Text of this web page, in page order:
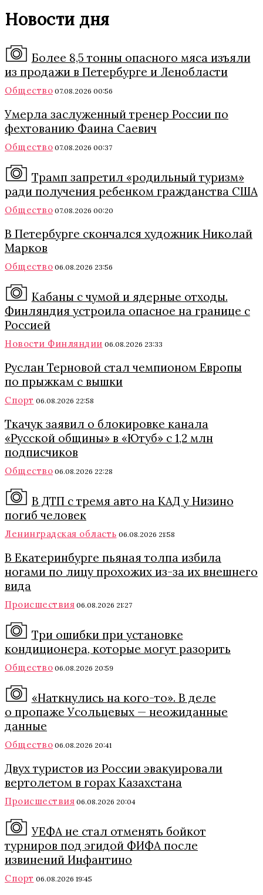
Новости дня
Более 8,5 тонны опасного мяса изъяли
из продажи в Петербурге и Ленобласти
Общество 07.08.2026 00:56
Умерла заслуженный тренер России по
фехтованию Фаина Саевич
Общество 07.08.2026 00:37
Трамп запретил «родильный туризм»
ради получения ребенком гражданства США
Общество 07.08.2026 00:20
В Петербурге скончался художник Николай
Марков
Общество 06.08.2026 23:56
Кабаны с чумой и ядерные отходы.
Финляндия устроила опасное на границе с
Россией
Новости Финляндии 06.08.2026 23:33
Руслан Терновой стал чемпионом Европы
по прыжкам с вышки
Спорт 06.08.2026 22:58
Ткачук заявил о блокировке канала
«Русской общины» в «Ютуб» с 1,2 млн
подписчиков
Общество 06.08.2026 22:28
В ДТП с тремя авто на КАД у Низино
погиб человек
Ленинградская область 06.08.2026 21:58
В Екатеринбурге пьяная толпа избила
ногами по лицу прохожих из-за их внешнего
вида
Происшествия 06.08.2026 21:27
Три ошибки при установке
кондиционера, которые могут разорить
Общество 06.08.2026 20:59
«Наткнулись на кого-то». В деле
о пропаже Усольцевых — неожиданные
данные
Общество 06.08.2026 20:41
Двух туристов из России эвакуировали
вертолетом в горах Казахстана
Происшествия 06.08.2026 20:04
УЕФА не стал отменять бойкот
турниров под эгидой ФИФА после
извинений Инфантино
Спорт 06.08.2026 19:45